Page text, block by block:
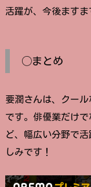
活躍が、今後ますま
◯まとめ
要潤さんは、クー
です。俳優業だけ
ど、幅広い分野で
しみです！